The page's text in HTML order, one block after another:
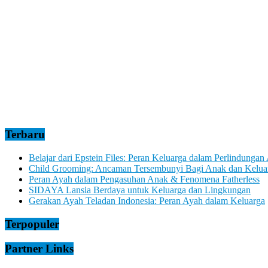
Terbaru
Belajar dari Epstein Files: Peran Keluarga dalam Perlindungan
Child Grooming: Ancaman Tersembunyi Bagi Anak dan
Peran Ayah dalam Pengasuhan Anak & Fenomena Fatherless
SIDAYA Lansia Berdaya untuk Keluarga dan Lingkungan
Gerakan Ayah Teladan Indonesia: Peran Ayah dalam Keluarga
Terpopuler
Partner Links